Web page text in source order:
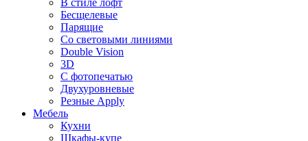
В стиле лофт
Бесщелевые
Парящие
Со световыми линиями
Double Vision
3D
С фотопечатью
Двухуровневые
Резные Apply
Мебель
Кухни
Шкафы-купе